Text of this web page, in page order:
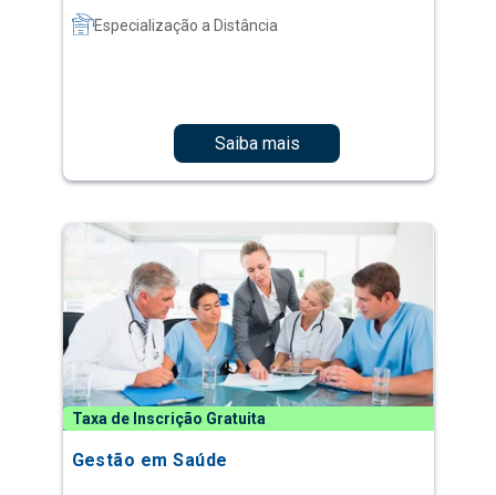
Especialização a Distância
Saiba mais
Taxa de Inscrição Gratuita
Gestão em Saúde